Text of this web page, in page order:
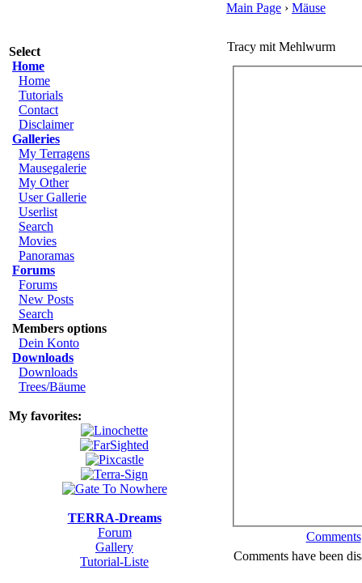
Select
Home
Home
Tutorials
Contact
Disclaimer
Galleries
My Terragens
Mausegalerie
My Other
User Gallerie
Userlist
Search
Movies
Panoramas
Forums
Forums
New Posts
Search
Members options
Dein Konto
Downloads
Downloads
Trees/Bäume
My favorites:
TERRA-Dreams
Forum
Gallery
Tutorial-Liste
Main Page › Mäuse
Tracy mit Mehlwurm
Comments
Comments have been